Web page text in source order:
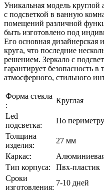
Уникальная модель
с подсветкой в ванную
помещений различной
быть изготовлено под
Его основная
круга, что последние
решением. Зеркало с
гарантирует безопасность
атмосферного, стильного
Форма стекла
:
Круглая
Led
подсветка:
По периметру
Толщина
изделия:
27 мм
Каркаc:
Тип корпуса:
Пвх-пластик
Сроки
изготовления:
7-10 дней